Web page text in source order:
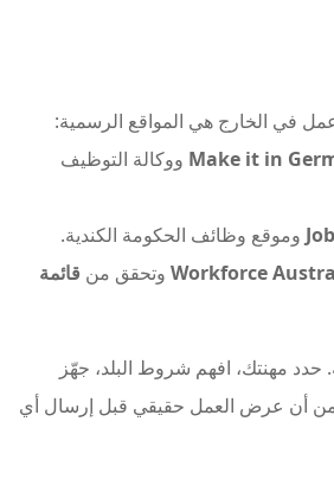
في الخارج هي المواقع الرسمية:
Make it in ووكالة التوظيف
وموقع وظائف الحكومة الكندية.
Workforce وتحقق من قائمة
حدد مهنتك، افهم شروط البلد، جهّز
من أن عرض العمل حقيقي قبل إرسال أي